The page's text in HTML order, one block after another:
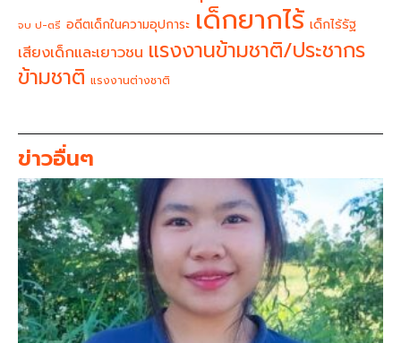
จบ ป-ตรี อดีตเด็กในความอุปการะ เด็กยากไร้ เด็กไร้รัฐ
เสียงเด็กและเยาวชน แรงงานข้ามชาติ/ประชากร
ข้ามชาติ แรงงานต่างชาติ
ข่าวอื่นๆ